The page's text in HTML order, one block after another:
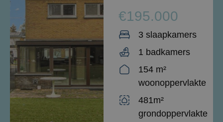
€195.000
3 slaapkamers
1 badkamers
154 m²
woonoppervlakte
481m²
grondoppervlakte